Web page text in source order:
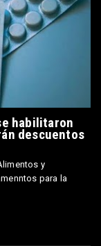
habilitaron
descuentos
y
para la